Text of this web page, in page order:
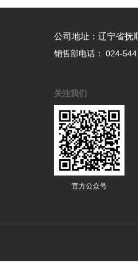
公司地址：辽宁省抚
销售部电话： 024-
关注我们
官方公众号